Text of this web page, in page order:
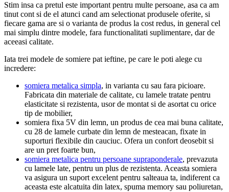
Stim insa ca pretul este important pentru multe persoane, asa ca am
tinut cont si de el atunci cand am selectionat produsele oferite, si
fiecare gama are si o varianta de produs la cost redus, in general cel
mai simplu dintre modele, fara functionalitati suplimentare, dar de
aceeasi calitate.
Iata trei modele de somiere pat ieftine, pe care le poti alege cu
incredere:
somiera metalica simpla, in varianta cu sau fara picioare.
Fabricata din materiale de calitate, cu lamele tratate pentru
elasticitate si rezistenta, usor de montat si de asortat cu orice
tip de mobilier,
somiera fixa 5V din lemn, un produs de cea mai buna calitate,
cu 28 de lamele curbate din lemn de mesteacan, fixate in
suporturi flexibile din cauciuc. Ofera un confort deosebit si
are un pret foarte bun,
somiera metalica pentru persoane supraponderale, prevazuta
cu lamele late, pentru un plus de rezistenta. Aceasta somiera
va asigura un suport excelent pentru salteaua ta, indiferent ca
aceasta este alcatuita din latex, spuma memory sau poliuretan,